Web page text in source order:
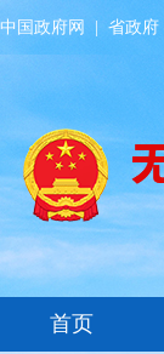
中国政府网 省政府